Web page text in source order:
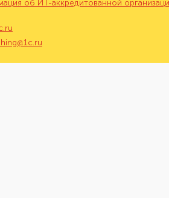
об ИТ-аккредитованной